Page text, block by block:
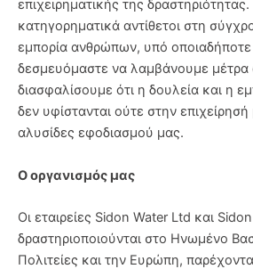
επιχειρηματικής της δραστηριότητας.
κατηγορηματικά αντίθετοι στη
εμπορία ανθρώπων, υπό
δεσμευόμαστε να λαμβάνουμε
διασφαλίσουμε ότι η δουλεία και η
δεν υφίστανται ούτε στην επιχείρησή
αλυσίδες εφοδιασμού μας.
Ο οργανισμός μας
Οι εταιρείες Sidon Water Ltd και
δραστηριοποιούνται στο Ηνωμένο
Πολιτείες και την Ευρώπη,